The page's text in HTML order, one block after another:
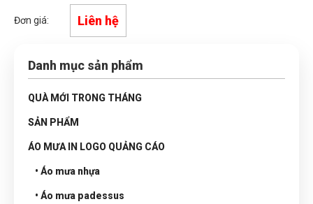
Đơn giá: Liên hệ
Danh mục sản phẩm
QUÀ MỚI TRONG THÁNG
SẢN PHẨM
ÁO MƯA IN LOGO QUẢNG CÁO
• Áo mưa nhựa
• Áo mưa padessus